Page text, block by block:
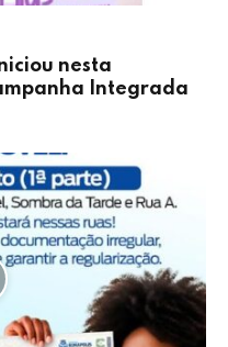
nesta
Integrada